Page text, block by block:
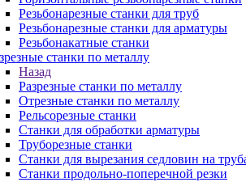
Резьбонарезные станки для труб
Резьбонарезные станки для арматуры
Резьбонакатные станки
станки по металлу
Назад
Разрезные станки по металлу
Отрезные станки по металлу
Рельсорезные станки
Станки для обработки арматуры
Труборезные станки
Станки для вырезания седловин на
Станки продольно-поперечной резки